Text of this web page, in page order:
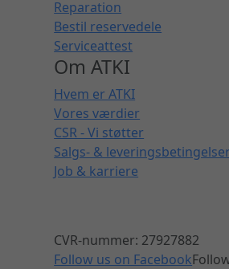
Reparation
Bestil reservedele
Serviceattest
Om ATKI
Hvem er ATKI
Vores værdier
CSR - Vi støtter
Salgs- & leveringsbetingelser
Job & karriere
CVR-nummer: 27927882
Follow us on Facebook